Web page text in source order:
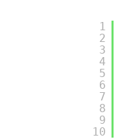
1
2
3
4
5
6
7
8
9
10